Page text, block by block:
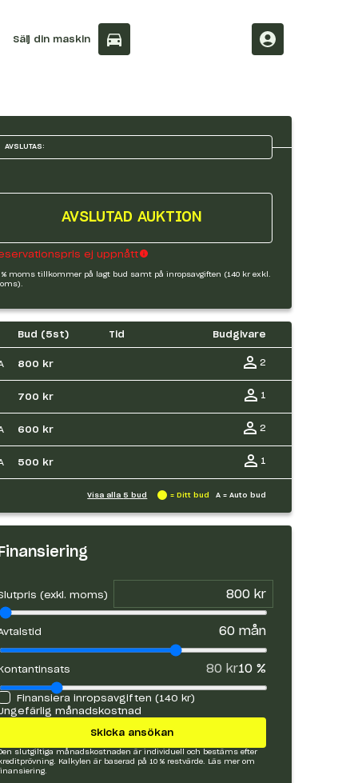
Sälj din maskin
AVSLUTAS:
AVSLUTAD AUKTION
ej uppnått
% moms tillkommer på lagt bud samt på inropsavgiften (140 kr exkl.
Bud (5st) Tid Budgivare
800 kr 2
700 kr 1
600 kr 2
500 kr 1
Visa alla 5 bud = Ditt bud A = Auto bud
Finansiering
(exkl. moms)
60mån
80 kr10%
Finansiera inropsavgiften (140 kr)
månadskostnad
Skicka ansökan
Den slutgiltiga månadskostnaden är individuell och bestäms efter
kreditprövning. Kalkylen är baserad på 10 % restvärde.
Läs mer om